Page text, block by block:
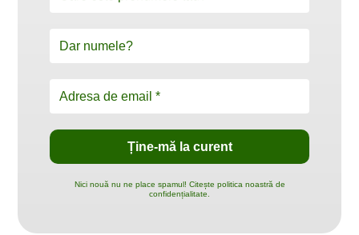
Nici nouă nu ne place spamul! Citește politica noastră de
confidențialitate.